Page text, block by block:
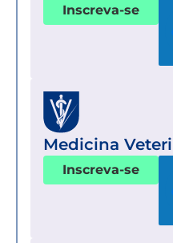
Inscreva-se
Medicina
Inscreva-se